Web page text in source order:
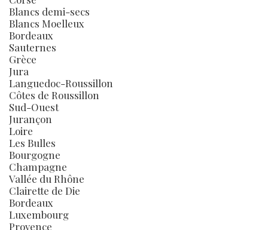
Blancs demi-secs
Blancs Moelleux
Bordeaux
Sauternes
Grèce
Jura
Languedoc-Roussillon
Côtes de Roussillon
Sud-Ouest
Jurançon
Loire
Les Bulles
Bourgogne
Champagne
Vallée du Rhône
Clairette de Die
Bordeaux
Luxembourg
Provence